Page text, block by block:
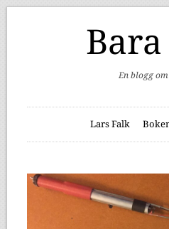
En blogg
Lars Falk